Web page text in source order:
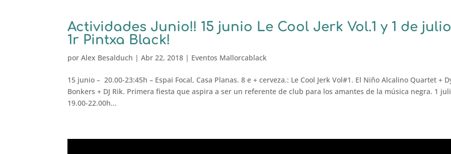
Actividades Junio!! 15 junio Le Cool Jerk Vol.1 y 1 de
1r Pintxa Black!
porAlex Besalduch |Abr 22, 2018 | Eventos Mallorcablack
15 junio – 20.00-23:45h – Espai Focal, Casa Planas. 8 e + cerveza.: Le Cool Jerk Vol#1. El Niño Alcalino Quartet +
Bonkers + DJ Rik. Primera fiesta que aspira a ser un referente de club para los amantes de la música negra. 1
19.00-22.00h...